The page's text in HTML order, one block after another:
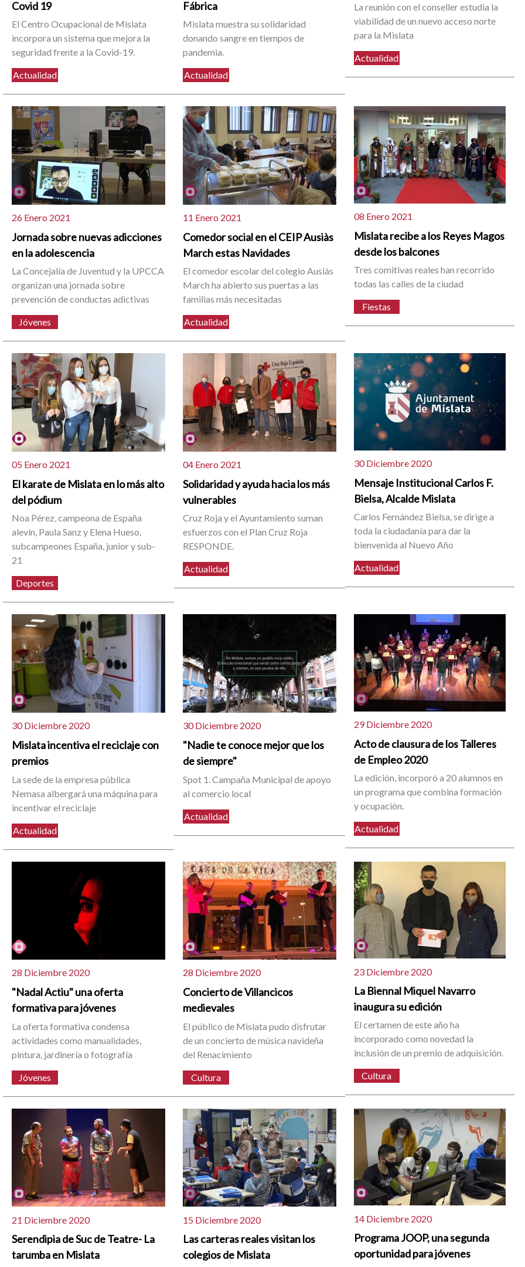
Covid 19
El Centro Ocupacional de Mislata
incorpora un sistema que mejora la
seguridad frente a la Covid-19.
Actualidad
Fábrica
Mislata muestra su solidaridad
donando sangre en tiempos de
pandemia.
Actualidad
La reunión con el conseller estudia la
viabilidad de un nuevo acceso norte
para la Mislata
Actualidad
26 Enero 2021
Jornada sobre nuevas adicciones
en la adolescencia
La Concejalía de Juventud y la UPCCA
organizan una jornada sobre
prevención de conductas adictivas
Jóvenes
11 Enero 2021
Comedor social en el CEIP Ausiàs
March estas Navidades
El comedor escolar del colegio Ausiàs
March ha abierto sus puertas a las
familias más necesitadas
Actualidad
08 Enero 2021
Mislata recibe a los Reyes Magos
desde los balcones
Tres comitivas reales han recorrido
todas las calles de la ciudad
Fiestas
05 Enero 2021
El karate de Mislata en lo más alto
del pódium
Noa Pérez, campeona de España
alevín, Paula Sanz y Elena Hueso,
subcampeones España, junior y sub-
21
Deportes
04 Enero 2021
Solidaridad y ayuda hacia los más
vulnerables
Cruz Roja y el Ayuntamiento suman
esfuerzos con el Plan Cruz Roja
RESPONDE.
Actualidad
30 Diciembre 2020
Mensaje Institucional Carlos F.
Bielsa, Alcalde Mislata
Carlos Fernández Bielsa, se dirige a
toda la ciudadanía para dar la
bienvenida al Nuevo Año
Actualidad
30 Diciembre 2020
Mislata incentiva el reciclaje con
premios
La sede de la empresa pública
Nemasa albergará una máquina para
incentivar el reciclaje
Actualidad
30 Diciembre 2020
"Nadie te conoce mejor que los
de siempre"
Spot 1. Campaña Municipal de apoyo
al comercio local
Actualidad
29 Diciembre 2020
Acto de clausura de los Talleres
de Empleo 2020
La edición, incorporó a 20 alumnos en
un programa que combina formación
y ocupación.
Actualidad
28 Diciembre 2020
"Nadal Actiu" una oferta
formativa para jóvenes
La oferta formativa condensa
actividades como manualidades,
pintura, jardinería o fotografía
Jóvenes
28 Diciembre 2020
Concierto de Villancicos
medievales
El público de Mislata pudo disfrutar
de un concierto de música navideña
del Renacimiento
Cultura
23 Diciembre 2020
La Biennal Miquel Navarro
inaugura su edición
El certamen de este año ha
incorporado como novedad la
inclusión de un premio de adquisición.
Cultura
21 Diciembre 2020
Serendipia de Suc de Teatre- La
tarumba en Mislata
15 Diciembre 2020
Las carteras reales visitan los
colegios de Mislata
14 Diciembre 2020
Programa JOOP, una segunda
oportunidad para jóvenes